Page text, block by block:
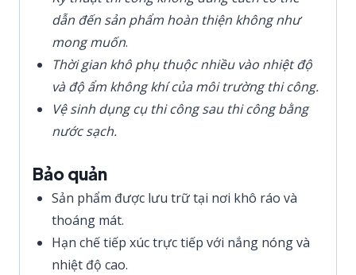
dẫn đến sản phẩm hoàn thiện không như
mong muốn.
Thời gian khô phụ thuộc nhiều vào nhiệt độ
và độ ẩm không khí của môi trường thi công.
Vệ sinh dụng cụ thi công sau thi công bằng
nước sạch.
Bảo quản
Sản phẩm được lưu trữ tại nơi khô ráo và
thoáng mát.
Hạn chế tiếp xúc trực tiếp với nắng nóng và
nhiệt độ cao.